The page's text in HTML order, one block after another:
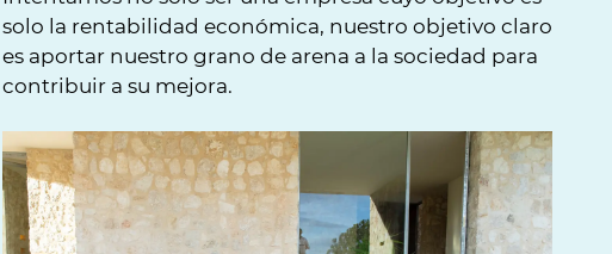
solo la rentabilidad económica, nuestro objetivo claro
es aportar nuestro grano de arena a la sociedad para
contribuir a su mejora.